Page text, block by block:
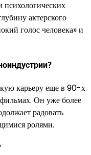
психологических
актерского
голос человека» и
карьеру еще в 90-х
Он уже более
радовать
ролями.